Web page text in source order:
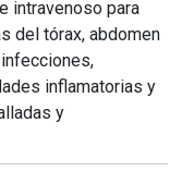
intravenoso para
del tórax, abdomen
inflamatorias y
y